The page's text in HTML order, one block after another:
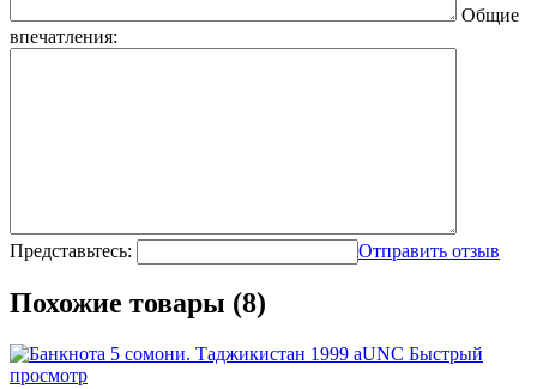
Общие
впечатления:
Представьтесь: Отправить отзыв
Похожие товары (8)
Быстрый
просмотр